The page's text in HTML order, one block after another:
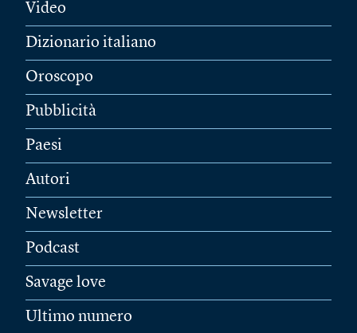
Video
Dizionario italiano
Oroscopo
Pubblicità
Paesi
Autori
Newsletter
Podcast
Savage love
Ultimo numero